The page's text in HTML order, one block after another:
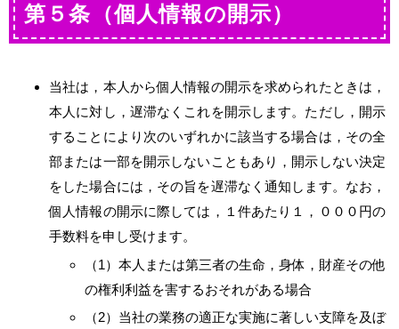
第５条（個人情報の開示）
当社は，本人から個人情報の開示を求められたときは，
本人に対し，遅滞なくこれを開示します。ただし，開示
することにより次のいずれかに該当する場合は，その全
部または一部を開示しないこともあり，開示しない決定
をした場合には，その旨を遅滞なく通知します。なお，
個人情報の開示に際しては，１件あたり１，０００円の
手数料を申し受けます。
（1）本人または第三者の生命，身体，財産その他
の権利利益を害するおそれがある場合
（2）当社の業務の適正な実施に著しい支障を及ぼ